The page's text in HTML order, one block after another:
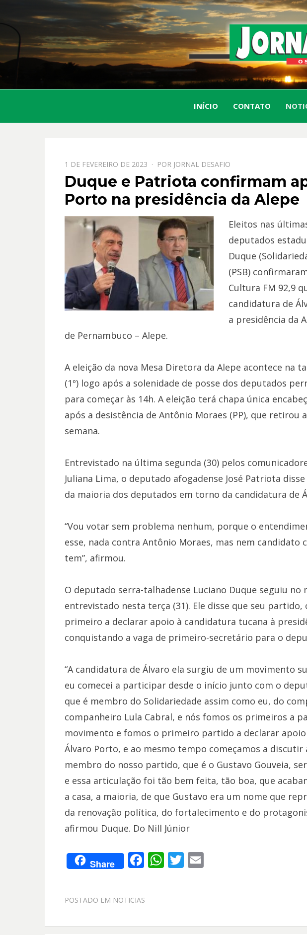
INÍCIO CONTATO
PPOSTADO
EM
1 DE FEVEREIRO DE 2023 POR JORNAL DESAFIO
Duque e Patriota confirmam
Porto na presidência da Alepe
Eleitos nas
deputados
Duque
(PSB)
Cultura FM 92,9
candidatura de
a presidência da
de Pernambuco – Alepe.
A eleição da nova Mesa Diretora da Alepe acontece na
(1º) logo após a solenidade de posse dos deputados
para começar às 14h. A eleição terá chapa única
após a desistência de Antônio Moraes (PP), que retirou
semana.
Entrevistado na última segunda (30) pelos
Juliana Lima, o deputado afogadense José Patriota
da maioria dos deputados em torno da candidatura de
“Vou votar sem problema nenhum, porque o
esse, nada contra Antônio Moraes, mas nem candidato
tem”, afirmou.
O deputado serra-talhadense Luciano Duque seguiu no
entrevistado nesta terça (31). Ele disse que seu partido,
primeiro a declarar apoio à candidatura tucana à
conquistando a vaga de primeiro-secretário para o
“A candidatura de Álvaro ela surgiu de um movimento
eu comecei a participar desde o início junto com o
que é membro do Solidariedade assim como eu, do
companheiro Lula Cabral, e nós fomos os primeiros a
movimento e fomos o primeiro partido a declarar
Álvaro Porto, e ao mesmo tempo começamos a discutir
membro do nosso partido, que é o Gustavo Gouveia,
e essa articulação foi tão bem feita, tão boa, que
a casa, a maioria, de que Gustavo era um nome que
da renovação política, do fortalecimento e do
afirmou Duque. Do Nill Júnior
Share F
b
o
W
A
T E
POSTADO EM NOTICIAS